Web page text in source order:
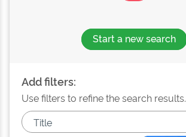
Start a new search
Add filters:
Use filters to refine the search results.